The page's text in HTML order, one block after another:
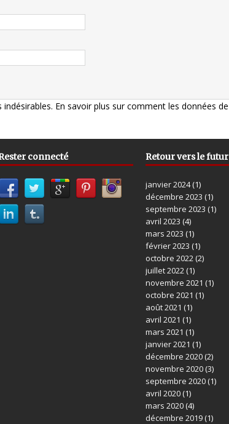
En savoir plus sur comment les données de
connecté Retour vers le futur
janvier 2024(1)
décembre 2023 (1)
septembre 2023 (1)
avril 2023 (4)
mars 2023 (1)
février 2023 (1)
octobre 2022(2)
juillet 2022(1)
novembre 2021 (1)
octobre 2021 (1)
août 2021 (1)
avril 2021 (1)
mars 2021 (1)
janvier 2021 (1)
décembre 2020(2)
novembre 2020(3)
septembre 2020(1)
avril 2020(1)
mars 2020(4)
décembre 2019(1)